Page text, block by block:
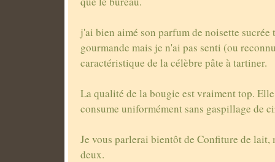
j'ai bien aimé son parfum de noisette sucrée
gourmande mais je n'ai pas senti (ou
caractéristique de la célèbre pâte à tartiner.
La qualité de la bougie est vraiment top.
consume uniformément sans gaspillage de
Je vous parlerai bientôt de Confiture de lait,
deux.